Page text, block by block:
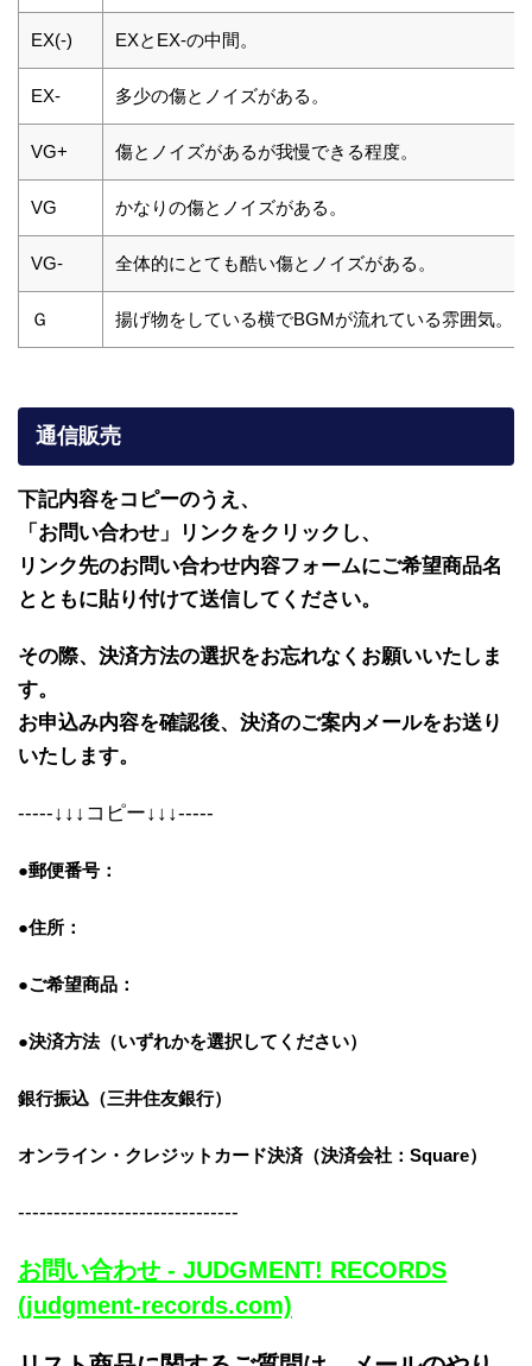
EX(-) EXとEX-の中間。
EX- 多少の傷とノイズがある。
VG+ 傷とノイズがあるが我慢できる程度。
VG かなりの傷とノイズがある。
VG- 全体的にとても酷い傷とノイズがある。
Ｇ 揚げ物をしている横でBGMが流れている雰囲気。
通信販売
下記内容をコピーのうえ、
「お問い合わせ」リンクをクリックし、
リンク先のお問い合わせ内容フォームにご希望商品名
とともに貼り付けて送信してください。
その際、決済方法の選択をお忘れなくお願いいたしま
す。
お申込み内容を確認後、決済のご案内メールをお送り
いたします。
-----↓↓↓コピー↓↓↓-----
●郵便番号：
●住所：
●ご希望商品：
●決済方法（いずれかを選択してください）
銀行振込（三井住友銀行）
オンライン・クレジットカード決済（決済会社：Square）
-------------------------------
お問い合わせ - JUDGMENT! RECORDS
(judgment-records.com)